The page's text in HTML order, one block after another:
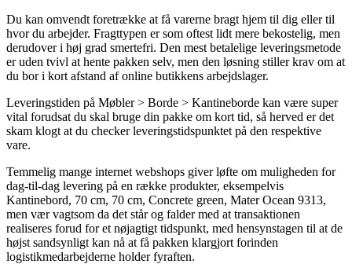
Du kan omvendt foretrække at få varerne bragt hjem til dig eller til
hvor du arbejder. Fragttypen er som oftest lidt mere bekostelig, men
derudover i høj grad smertefri. Den mest betalelige leveringsmetode
er uden tvivl at hente pakken selv, men den løsning stiller krav om at
du bor i kort afstand af online butikkens arbejdslager.
Leveringstiden på Møbler > Borde > Kantineborde kan være super
vital forudsat du skal bruge din pakke om kort tid, så herved er det
skam klogt at du checker leveringstidspunktet på den respektive
vare.
Temmelig mange internet webshops giver løfte om muligheden for
dag-til-dag levering på en række produkter, eksempelvis
Kantinebord, 70 cm, 70 cm, Concrete green, Mater Ocean 9313,
men vær vagtsom da det står og falder med at transaktionen
realiseres forud for et nøjagtigt tidspunkt, med hensynstagen til at de
højst sandsynligt kan nå at få pakken klargjort forinden
logistikmedarbejderne holder fyraften.